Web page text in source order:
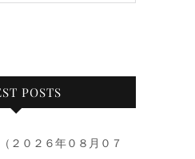
POSTS
２０２６年０８月０７